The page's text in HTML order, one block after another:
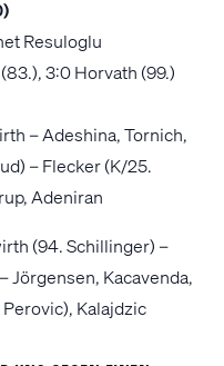
Resuloglu
3:0 Horvath (99.)
– Adeshina, Tornich,
– Flecker (K/25.
Adeniran
(94. Schillinger) –
Jörgensen, Kacavenda,
Kalajdzic